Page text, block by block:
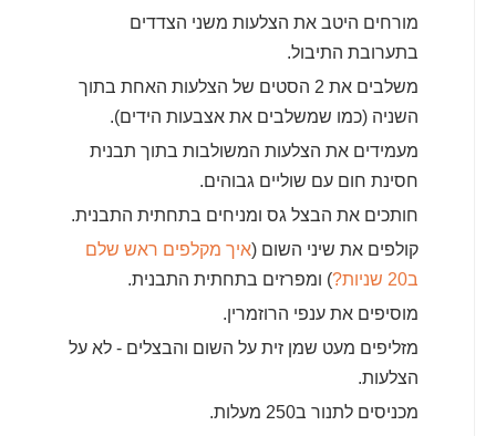
מורחים היטב את הצלעות משני הצדדים
בתערובת התיבול.
משלבים את 2 הסטים של הצלעות האחת בתוך
השניה (כמו שמשלבים את אצבעות הידים).
מעמידים את הצלעות המשולבות בתוך תבנית
חסינת חום עם שוליים גבוהים.
חותכים את הבצל גס ומניחים בתחתית התבנית.
קולפים את שיני השום (איך מקלפים ראש שלם
ב20 שניות?
) ומפרזים בתחתית התבנית.
מוסיפים את ענפי הרוזמרין.
מזליפים מעט שמן זית על השום והבצלים - לא על
הצלעות.
מכניסים לתנור ב250 מעלות.